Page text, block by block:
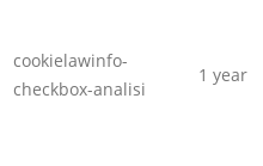
cookielawinfo-
checkbox-analisi
1 year